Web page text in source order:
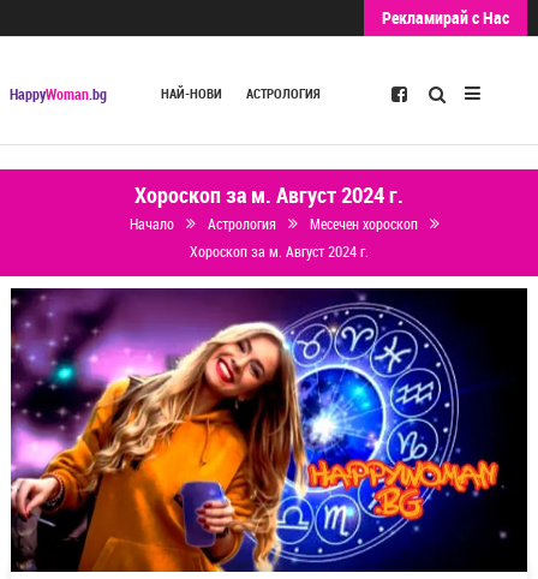
Рекламирай с Нас
HappyWoman.bg НАЙ-НОВИ АСТРОЛОГИЯ Търсене
Хороскоп за м. Август 2024 г.
Начало Астрология
Месечен хороскоп
Хороскоп за м. Август 2024 г.